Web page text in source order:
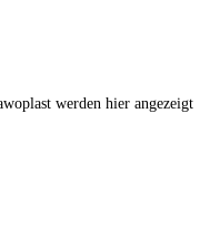
werden hier angezeigt